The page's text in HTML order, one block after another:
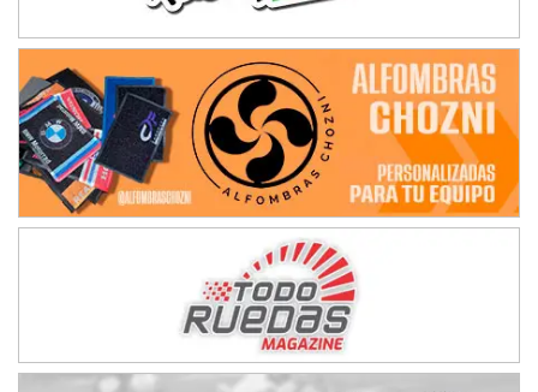
Avellaneda (Santa Fe)
SUR SANTAFESINO - F4
José Samuel Sánchez (Tierra)
Rufino (Santa Fe)
TUCUMANO - F5